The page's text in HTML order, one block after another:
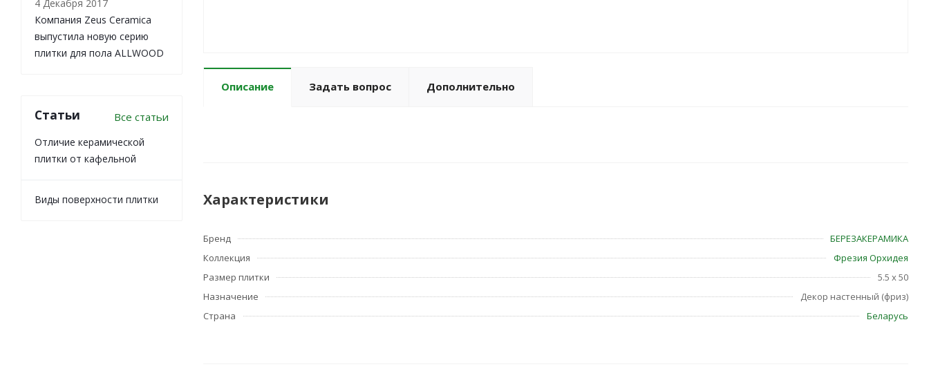
Описание Задать вопрос Дополнительно
Характеристики
Бренд
БЕРЕЗАКЕРАМИКА
Коллекция
Фрезия Орхидея
Размер плитки
5.5 x 50
Назначение
Декор настенный (фриз)
Страна
Беларусь
4 Декабря 2017
Компания Zeus Ceramica
выпустила новую серию
плитки для пола ALLWOOD
Статьи Все статьи
Отличие керамической
плитки от кафельной
Виды поверхности плитки